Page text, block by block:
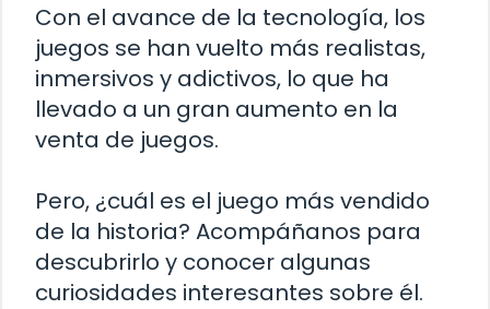
Con el avance de la tecnología, los
juegos se han vuelto más realistas,
inmersivos y adictivos, lo que ha
llevado a un gran aumento en la
venta de juegos.
Pero, ¿cuál es el juego más vendido
de la historia? Acompáñanos para
descubrirlo y conocer algunas
curiosidades interesantes sobre él.